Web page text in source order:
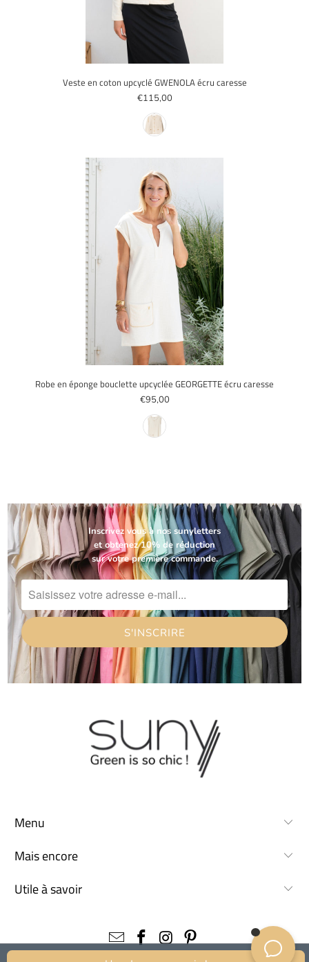
Veste en coton upcyclé GWENOLA écru caresse
€115,00
Robe en éponge bouclette upcyclée GEORGETTE écru caresse
€95,00
Inscrivez vous à nos sunyletters
et obtenez 10% de réduction
sur votre première commande.
Menu
Mais encore
Utile à savoir